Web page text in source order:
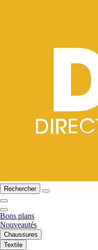
Rechercher
Bons plans
Nouveautés
Chaussures
Textile